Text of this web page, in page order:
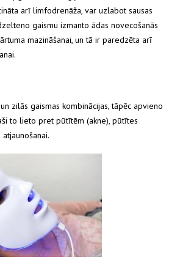
arī limfodrenāža, var uzlabot sausas
gaismu izmanto ādas novecošanās
mazināšanai, un tā ir paredzēta arī
zilās gaismas kombinācijas, tāpēc apvieno
to lieto pret pūtītēm (akne), pūtītes